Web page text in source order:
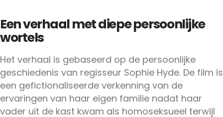
Een verhaal met diepe persoonlijke
wortels
Het verhaal is gebaseerd op de persoonlijke
geschiedenis van regisseur Sophie Hyde. De film is
een gefictionaliseerde verkenning van de
ervaringen van haar eigen familie nadat haar
vader uit de kast kwam als homoseksueel terwijl